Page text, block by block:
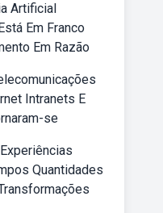
Artificial
Em Franco
Em Razão
Intranets E
se
Quantidades